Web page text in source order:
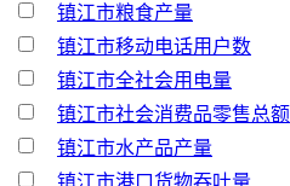
镇江市粮食产量
镇江市移动电话用户数
镇江市全社会用电量
镇江市社会消费品零售总额
镇江市水产品产量
镇江市港口货物吞吐量